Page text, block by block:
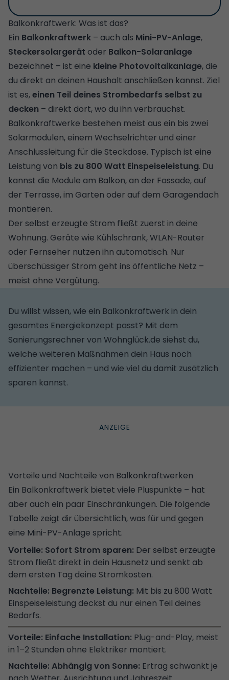
Balkonkraftwerk: Was ist das?
Ein Balkonkraftwerk – auch als Mini-PV-Anlage,
Steckersolargerät oder Balkon-Solaranlage
bezeichnet – ist eine kleine Photovoltaikanlage, die
du direkt an deinen Haushalt anschließen kannst. Ziel
ist es,einen Teil deines Strombedarfs selbst zu
decken – direkt dort, wo du ihn verbrauchst.
Balkonkraftwerke bestehen meist aus ein bis zwei
Solarmodulen, einem Wechselrichter und einer
Anschlussleitung für die Steckdose. Typisch ist eine
Leistung von bis zu 800 Watt Einspeiseleistung. Du
kannst die Module am Balkon, an der Fassade, auf
der Terrasse, im Garten oder auf dem Garagendach
montieren.
Der selbst erzeugte Strom fließt zuerst in deine
Wohnung. Geräte wie Kühlschrank, WLAN-Router
oder Fernseher nutzen ihn automatisch. Nur
überschüssiger Strom geht ins öffentliche Netz –
meist ohne Vergütung.
Du willst wissen, wie ein Balkonkraftwerk in dein
gesamtes Energiekonzept passt? Mit dem
Sanierungsrechner von Wohnglück.de siehst du,
welche weiteren Maßnahmen dein Haus noch
effizienter machen – und wie viel du damit zusätzlich
sparen kannst.
Vorteile und Nachteile von Balkonkraftwerken
Ein Balkonkraftwerk bietet viele Pluspunkte – hat
aber auch ein paar Einschränkungen. Die folgende
Tabelle zeigt dir übersichtlich, was für und gegen
eine Mini-PV-Anlage spricht.
Sofort Strom sparen: Der selbst erzeugte
Strom fließt direkt in dein Hausnetz und senkt ab
dem ersten Tag deine Stromkosten.
Begrenzte Leistung: Mit bis zu 800 Watt
Einspeiseleistung deckst du nur einen Teil deines
Bedarfs.
Einfache Installation: Plug-and-Play, meist
in 1–2 Stunden ohne Elektriker montiert.
Abhängig von Sonne: Ertrag schwankt je